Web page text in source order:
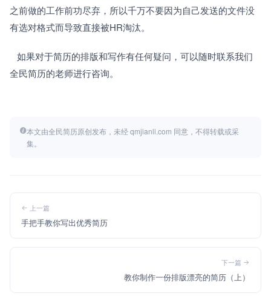
之前做的工作前功尽弃，所以千万不要因为自己发送的文件没
有选对格式而导致直接被HR淘汰。
全民简历的老师进行咨询。
本文由全民简历原创发布，未经 qmjianli.com 同意，不得转载或采
集。
上一篇
手把手教你写出优秀简历
下一篇
教你制作一份排版漂亮的简历（上）